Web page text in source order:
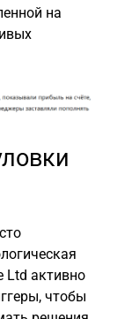
на
Ltd активно
чтобы